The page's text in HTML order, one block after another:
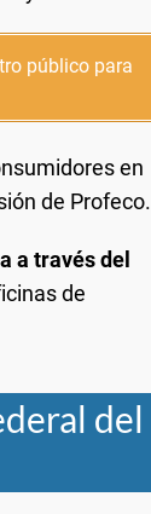
público para
en
de Profeco.
a través del
de
del